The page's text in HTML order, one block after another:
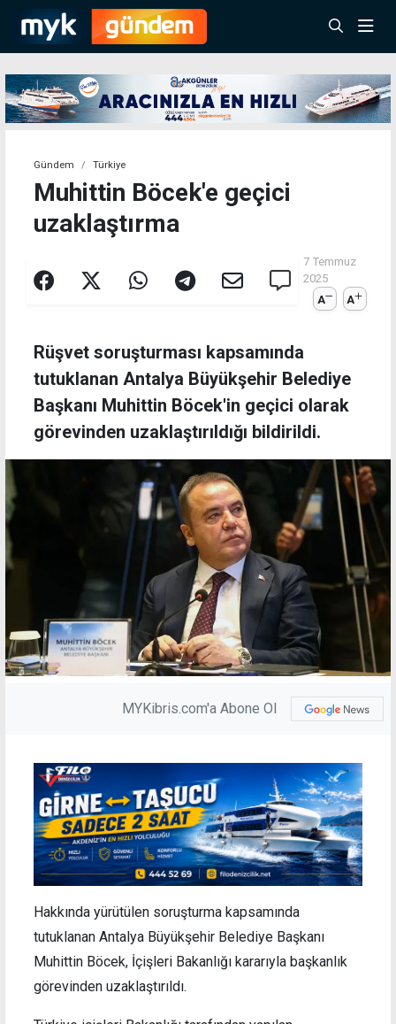
Gündem Türkiye
Muhittin Böcek'e geçici
uzaklaştırma
7 Temmuz
2025
A
A
Rüşvet soruşturması kapsamında
tutuklanan Antalya Büyükşehir Belediye
Başkanı Muhittin Böcek'in geçici olarak
görevinden uzaklaştırıldığı bildirildi.
MYKibris.com'a Abone Ol
Hakkında yürütülen soruşturma kapsamında
tutuklanan Antalya Büyükşehir Belediye Başkanı
Muhittin Böcek, İçişleri Bakanlığı kararıyla başkanlık
görevinden uzaklaştırıldı.